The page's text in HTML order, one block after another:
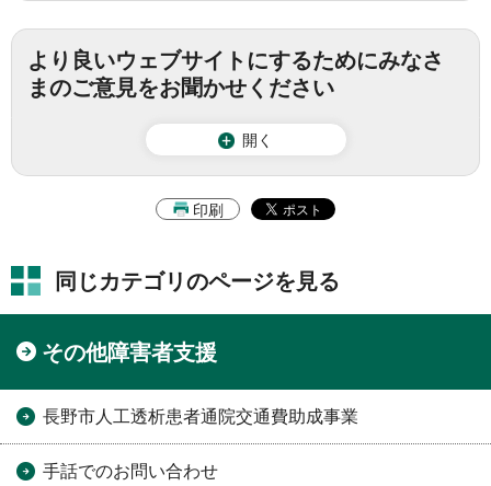
より良いウェブサイトにするためにみなさ
まのご意見をお聞かせください
開く
印刷
同じカテゴリのページを見る
その他障害者支援
長野市人工透析患者通院交通費助成事業
手話でのお問い合わせ